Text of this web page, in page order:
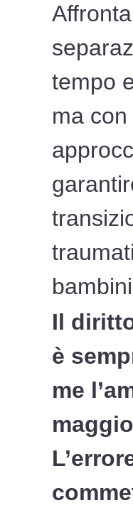
tempo
ma
Il
è
me